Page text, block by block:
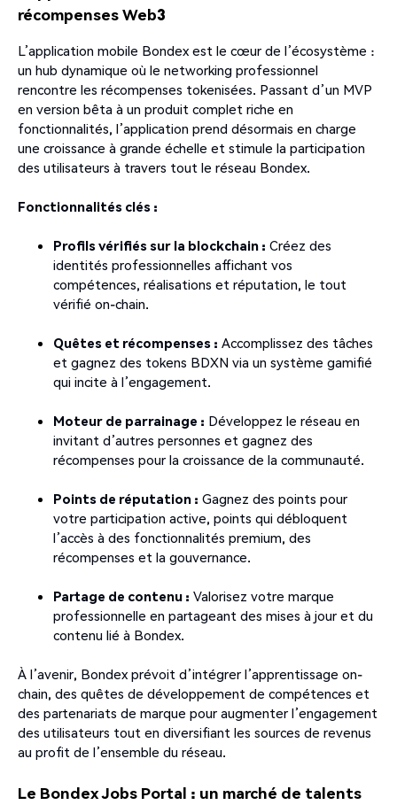
récompenses Web3
L’application mobile Bondex est le cœur de l’écosystème :
un hub dynamique où le networking professionnel
rencontre les récompenses tokenisées. Passant d’un MVP
en version bêta à un produit complet riche en
fonctionnalités, l’application prend désormais en charge
une croissance à grande échelle et stimule la participation
des utilisateurs à travers tout le réseau Bondex.
Fonctionnalités clés :
Profils vérifiés sur la blockchain : Créez des
identités professionnelles affichant vos
compétences, réalisations et réputation, le tout
vérifié on-chain.
Quêtes et récompenses : Accomplissez des tâches
et gagnez des tokens BDXN via un système gamifié
qui incite à l’engagement.
Moteur de parrainage : Développez le réseau en
invitant d’autres personnes et gagnez des
récompenses pour la croissance de la communauté.
Points de réputation : Gagnez des points pour
votre participation active, points qui débloquent
l’accès à des fonctionnalités premium, des
récompenses et la gouvernance.
Partage de contenu : Valorisez votre marque
professionnelle en partageant des mises à jour et du
contenu lié à Bondex.
À l’avenir, Bondex prévoit d’intégrer l’apprentissage on-
chain, des quêtes de développement de compétences et
des partenariats de marque pour augmenter l’engagement
des utilisateurs tout en diversifiant les sources de revenus
au profit de l’ensemble du réseau.
Le Bondex Jobs Portal : un marché de talents